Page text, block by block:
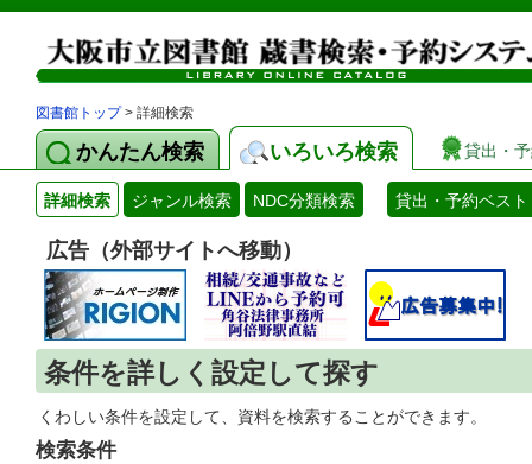
図書館トップ> 詳細検索
かんたん検索 いろいろ検索 貸出・
詳細検索 ジャンル検索 NDC分類検索 貸出・予約ベスト
広告（外部サイトへ移動）
条件を詳しく設定して探す
くわしい条件を設定して、資料を検索することができます。
検索条件